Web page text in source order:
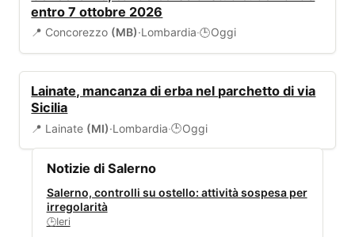
entro 7 ottobre 2026
📍 Concorezzo (MB)·Lombardia·🕒Oggi
Lainate, mancanza di erba nel parchetto di via
Sicilia
📍 Lainate (MI)·Lombardia·🕒Oggi
Notizie di Salerno
Salerno, controlli su ostello: attività sospesa per
irregolarità
🕒Ieri